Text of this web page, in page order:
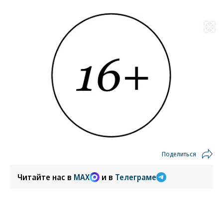
Поделиться
Читайте нас в MAX и в Телеграме